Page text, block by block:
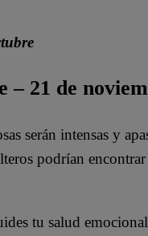
– 21 de
serán intensas y
podrían
tu salud